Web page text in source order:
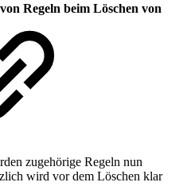
Regeln beim Löschen von
zugehörige Regeln nun
wird vor dem Löschen klar